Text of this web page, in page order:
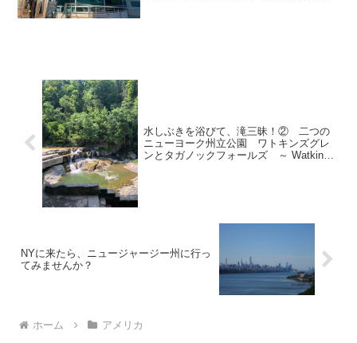
水しぶきを浴びて、滝三昧！② 二つの
ニューヨーク州立公園 ワトキンズグレ
ンとタガノックフォールズ ～ Watkins
NYに来たら、ニュージャージー州に行っ
てみませんか？
ホーム アメリカ